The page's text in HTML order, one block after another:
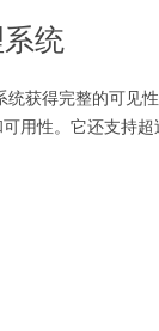
统
统获得完整的可
用性。它还支持